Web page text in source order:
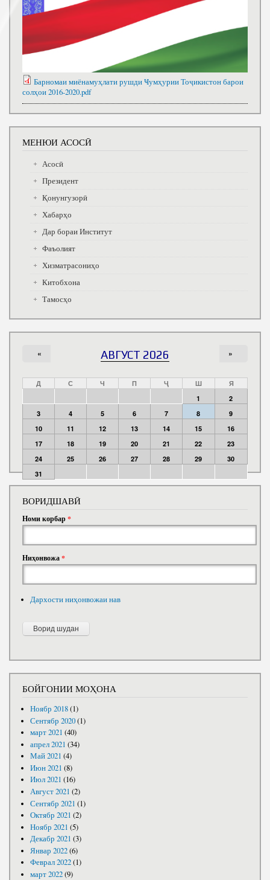
Барномаи миёнамуҳлати рушди Ҹумҳурии Тоҷикистон барои
солҳои 2016-2020.pdf
МЕНЮИ АСОСӢ
Асосӣ
Президент
Қонунгузорӣ
Хабарҳо
Дар бораи Институт
Фаъолият
Хизматрасониҳо
Китобхона
Тамосҳо
АВГУСТ 2026
« »
Д С Ч П Ҷ Ш
Я
1
2
3
4 5 6 7 8
9
10
11 12 13 14 15
16
17
18 19 20 21 22
23
24
25 26 27 28 29
30
31
ВОРИДШАВӢ
Номи корбар*
Ниҳонвожа*
Дархости ниҳонвожаи нав
БОЙГОНИИ МОҲОНА
Ноябр 2018(1)
Сентябр 2020(1)
март 2021 (40)
апрел 2021 (34)
Май 2021 (4)
Июн 2021 (8)
Июл 2021 (16)
Август 2021 (2)
Сентябр 2021 (1)
Октябр 2021 (2)
Ноябр 2021 (5)
Декабр 2021 (3)
Январ 2022(6)
Феврал 2022(1)
март 2022(9)